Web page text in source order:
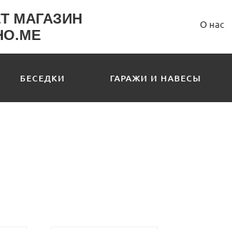
О нас
БЕСЕДКИ ГАРАЖИ И НАВЕСЫ